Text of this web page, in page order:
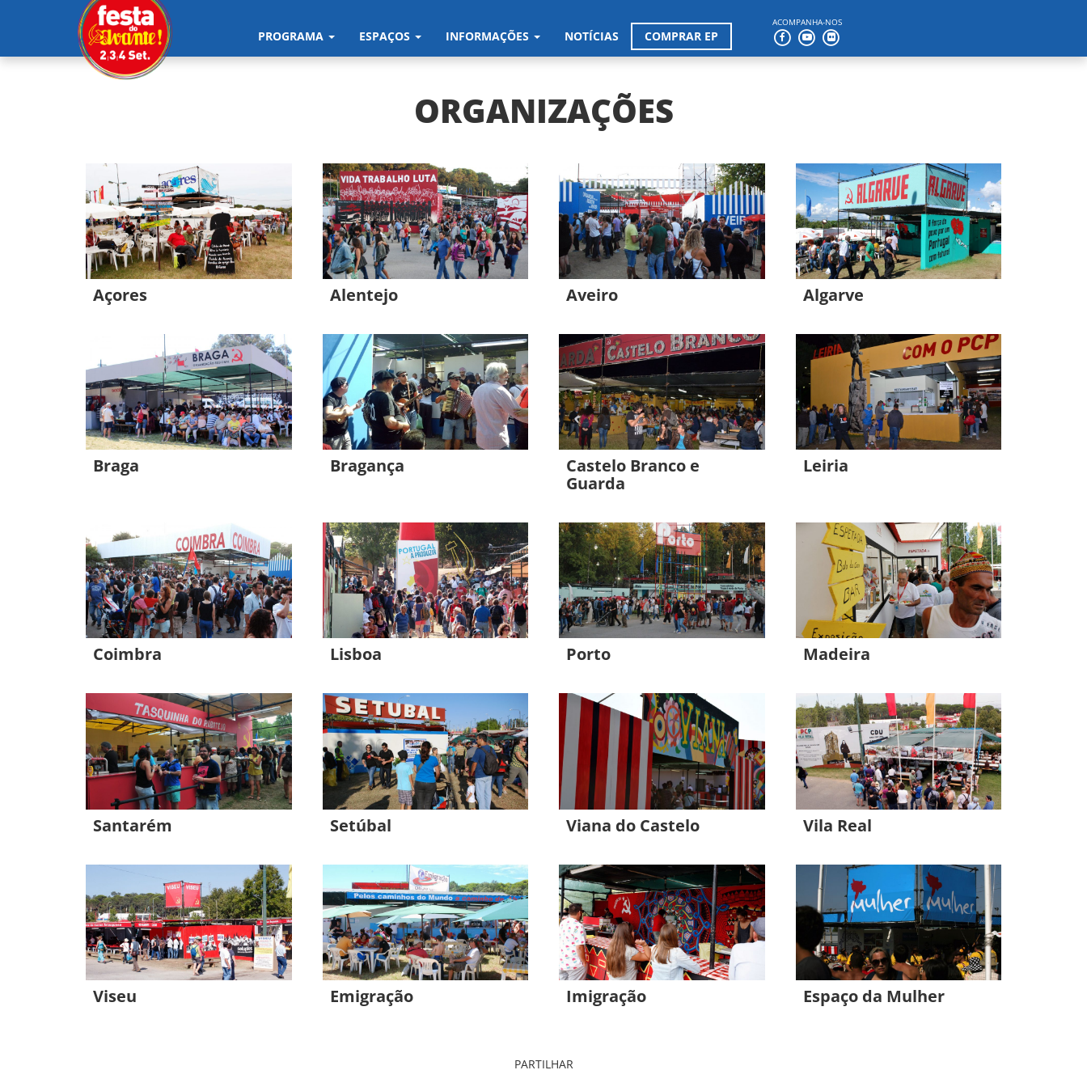
PROGRAMA ESPAÇOS INFORMAÇÕES NOTÍCIAS COMPRAR EP
ACOMPANHA-NOS
ORGANIZAÇÕES
Açores Alentejo Aveiro Algarve
Braga Bragança
Castelo Branco e
Guarda
Leiria
Coimbra Lisboa Porto Madeira
Santarém Setúbal Viana do Castelo Vila Real
Viseu Emigração Imigração Espaço da Mulher
PARTILHAR